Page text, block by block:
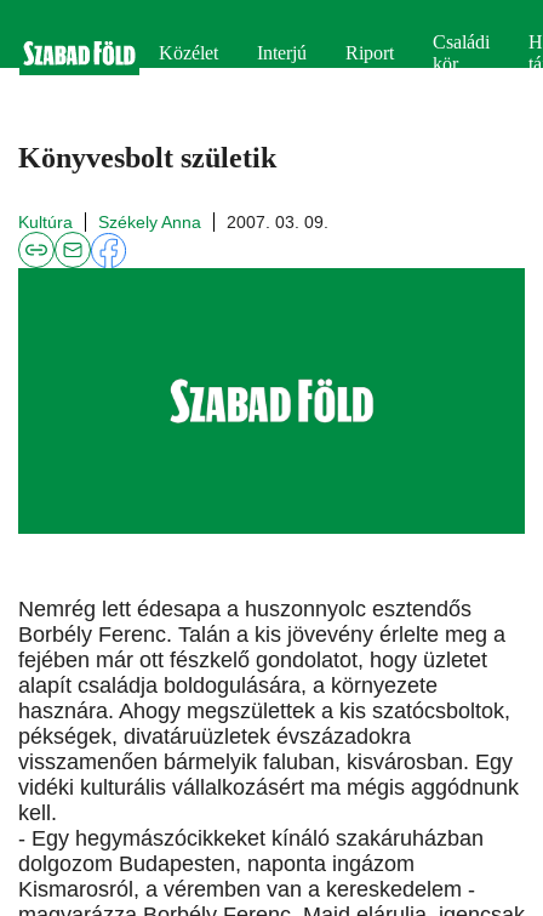
Közélet Interjú Riport
Családi
kör
Könyvesbolt születik
Kultúra Székely Anna 2007. 03. 09.
Nemrég lett édesapa a huszonnyolc esztendős
Borbély Ferenc. Talán a kis jövevény érlelte meg a
fejében már ott fészkelő gondolatot, hogy üzletet
alapít családja boldogulására, a környezete
hasznára. Ahogy megszülettek a kis szatócsboltok,
pékségek, divatáruüzletek évszázadokra
visszamenően bármelyik faluban, kisvárosban. Egy
vidéki kulturális vállalkozásért ma mégis aggódnunk
kell.
- Egy hegymászócikkeket kínáló szakáruházban
dolgozom Budapesten, naponta ingázom
Kismarosról, a véremben van a kereskedelem -